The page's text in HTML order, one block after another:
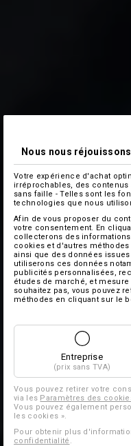
Nous nous
Votre expérience d'achat
irréprochables, des contenus
sans faille - Telles sont les
technologies que nous
Afin de vous proposer du
votre consentement. En
collecterons des
cookies et d'autres
ainsi que des données
utiliserons ces données
publicités personnalisées,
études de marché, et
souhaitez pas, vous pouvez
méthodes en cliquant sur le
Entreprise
(prix sans TVA)
Vous pouvez retirer votre
via les Paramètres des
Vous pouvez également
les cookies ».
Pour obtenir plus
confidentialité .